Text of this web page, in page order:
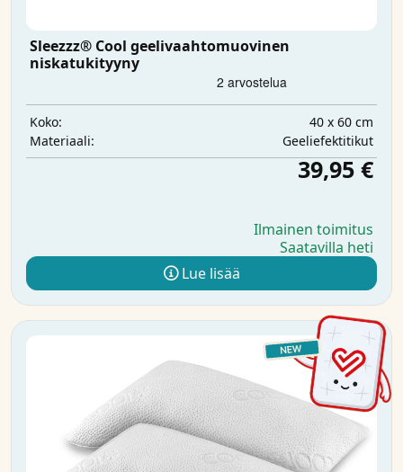
Sleezzz® Cool geelivaahtomuovinen
niskatukityyny
Koko:
40 x 60 cm
Materiaali:
Geeliefektitikut
39,95 €
Ilmainen toimitus
Saatavilla heti
Lue lisää